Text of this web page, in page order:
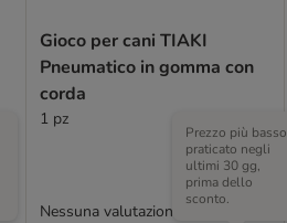
Gioco per cani TIAKI
Pneumatico in gomma con
corda
1 pz
Prezzo più basso
praticato negli
ultimi 30 gg,
prima dello
sconto.
Nessuna valutazione